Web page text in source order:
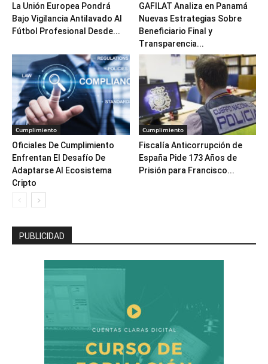
La Unión Europea Pondrá
Bajo Vigilancia Antilavado Al
Fútbol Profesional Desde...
GAFILAT Analiza en Panamá
Nuevas Estrategias Sobre
Beneficiario Final y
Transparencia...
Cumplimiento
Oficiales De Cumplimiento
Enfrentan El Desafío De
Adaptarse Al Ecosistema
Cripto
Cumplimiento
Fiscalía Anticorrupción de
España Pide 173 Años de
Prisión para Francisco...
PUBLICIDAD